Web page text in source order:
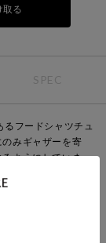
取る
SPEC
フードシャツチュ
みギャザーを寄
ようにしていま
グができるように
ただけるのもポイ
ーディネートに取